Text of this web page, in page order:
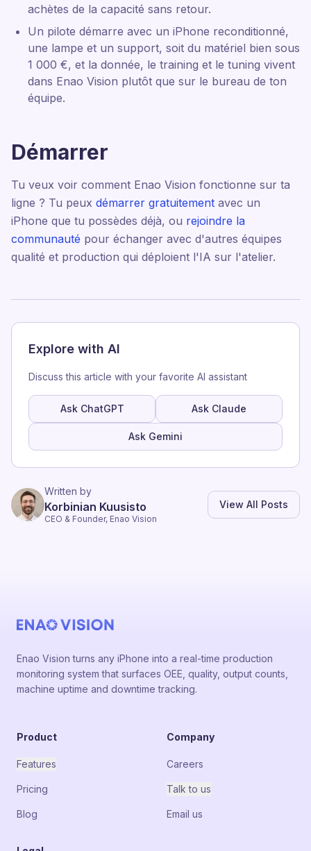
achètes de la capacité sans retour.
Un pilote démarre avec un iPhone reconditionné,
une lampe et un support, soit du matériel bien sous
1 000 €, et la donnée, le training et le tuning vivent
dans Enao Vision plutôt que sur le bureau de ton
équipe.
Démarrer
Tu veux voir comment Enao Vision fonctionne sur ta
ligne ? Tu peux démarrer gratuitement avec un
iPhone que tu possèdes déjà, ou rejoindre la
communauté pour échanger avec d'autres équipes
qualité et production qui déploient l'IA sur l'atelier.
Explore with AI
Discuss this article with your favorite AI assistant
Ask ChatGPT Ask Claude
Ask Gemini
Written by
Korbinian Kuusisto
CEO & Founder, Enao Vision
View All Posts
Enao Vision turns any iPhone into a real-time production
monitoring system that surfaces OEE, quality, output counts,
machine uptime and downtime tracking.
Product
Features
Pricing
Blog
Company
Careers
Talk to us
Email us